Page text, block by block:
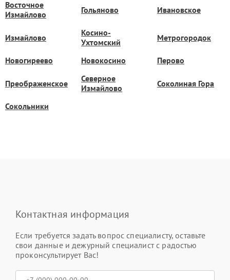
Восточное
Измайлово
Гольяново Ивановское
Измайлово
Косино-
Ухтомский
Метрогородок
Новогиреево Новокосино Перово
Преображенское
Северное
Измайлово
Соколиная Гора
Сокольники
Контактная информация
Если требуется задать вопрос специалисту, оставьте
свои данные и дежурный специалист с радостью
проконсультирует Вас!